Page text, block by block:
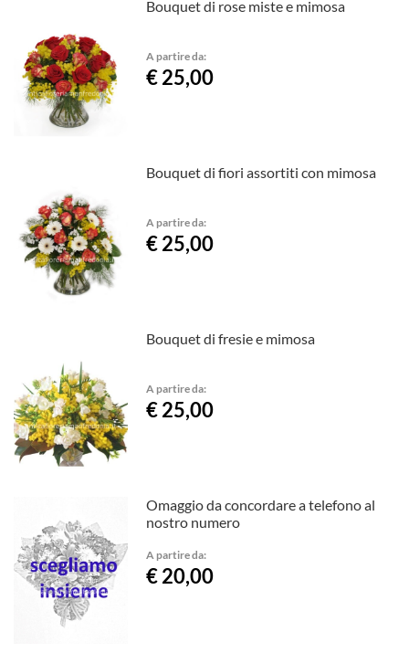
Bouquet di rose miste e mimosa
A partire da:
€ 25,00
Bouquet di fiori assortiti con mimosa
A partire da:
€ 25,00
Bouquet di fresie e mimosa
A partire da:
€ 25,00
Omaggio da concordare a telefono al
nostro numero
A partire da:
€ 20,00